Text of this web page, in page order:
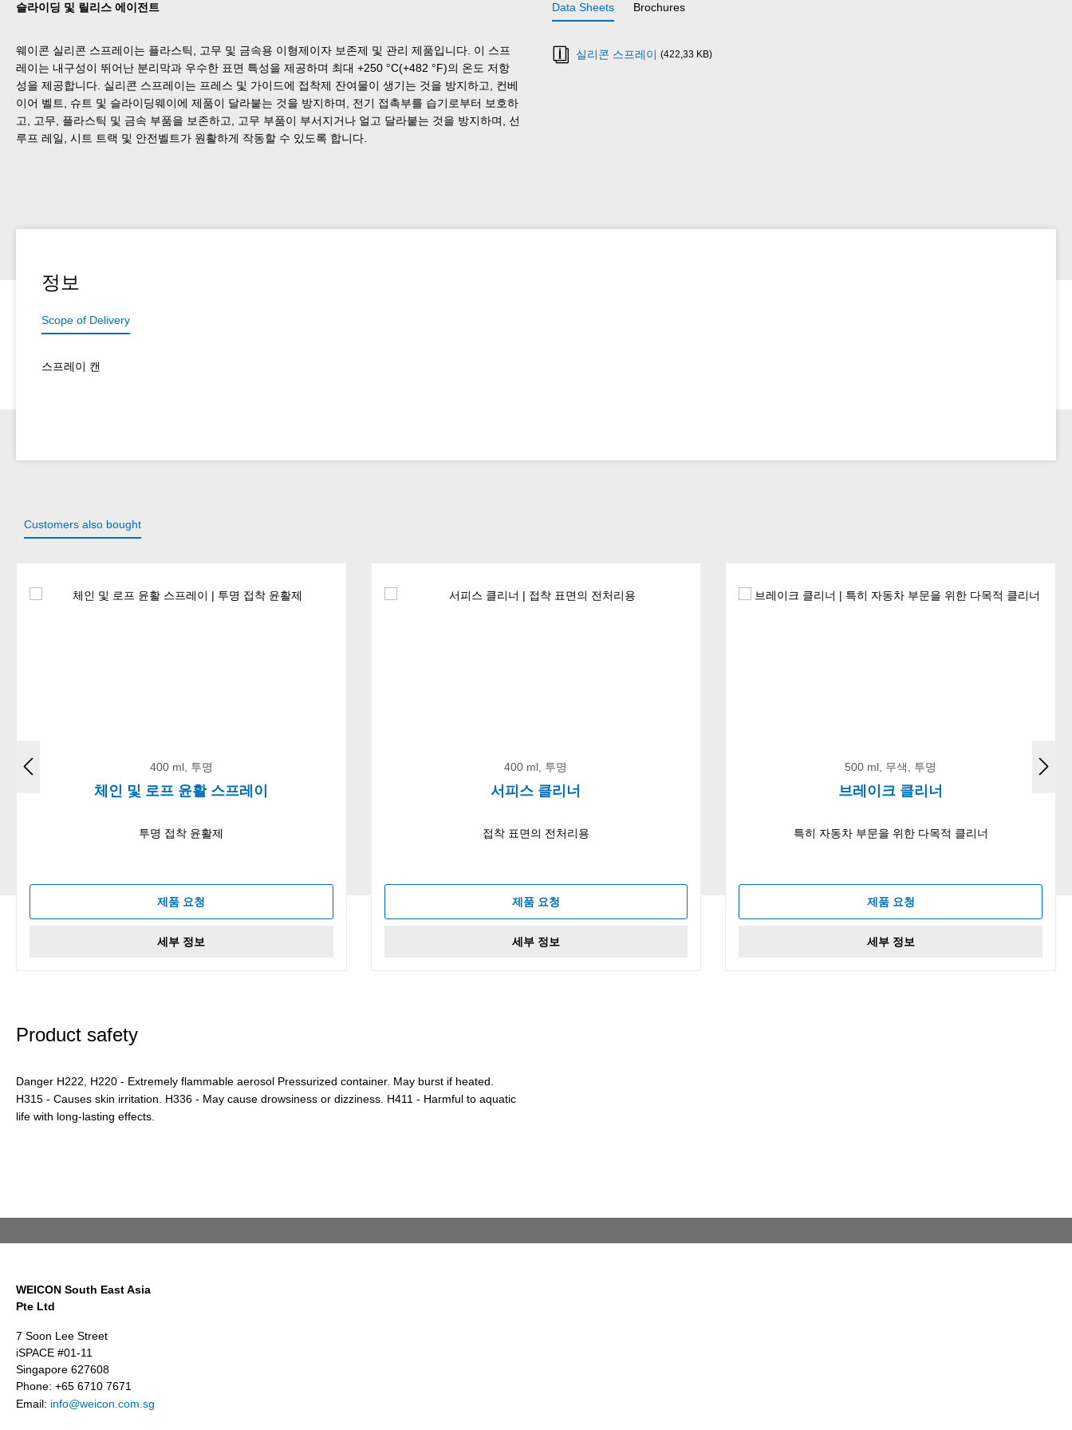
슬라이딩 및 릴리스 에이전트
웨이콘 실리콘 스프레이는 플라스틱, 고무 및 금속용 이형제이자 보존제 및 관리 제품입니다. 이 스프
레이는 내구성이 뛰어난 분리막과 우수한 표면 특성을 제공하며 최대 +250 °C(+482 °F)의 온도 저항
성을 제공합니다. 실리콘 스프레이는 프레스 및 가이드에 접착제 잔여물이 생기는 것을 방지하고, 컨베
이어 벨트, 슈트 및 슬라이딩웨이에 제품이 달라붙는 것을 방지하며, 전기 접촉부를 습기로부터 보호하
고, 고무, 플라스틱 및 금속 부품을 보존하고, 고무 부품이 부서지거나 얼고 달라붙는 것을 방지하며, 선
루프 레일, 시트 트랙 및 안전벨트가 원활하게 작동할 수 있도록 합니다.
Data Sheets Brochures
실리콘 스프레이 (422,33 KB)
정보
Scope of Delivery
스프레이 캔
Customers also bought
400 ml, 투명
체인 및 로프 윤활 스프레이
투명 접착 윤활제
제품 요청
세부 정보
400 ml, 투명
서피스 클리너
접착 표면의 전처리용
제품 요청
세부 정보
500 ml, 무색, 투명
브레이크 클리너
특히 자동차 부문을 위한 다목적 클리너
제품 요청
세부 정보
Product safety
Danger H222, H220 - Extremely flammable aerosol Pressurized container. May burst if heated.
H315 - Causes skin irritation. H336 - May cause drowsiness or dizziness. H411 - Harmful to aquatic
life with long-lasting effects.
WEICON South East Asia
Pte Ltd
7 Soon Lee Street
iSPACE #01-11
Singapore 627608
Phone: +65 6710 7671
Email: info@weicon.com.sg